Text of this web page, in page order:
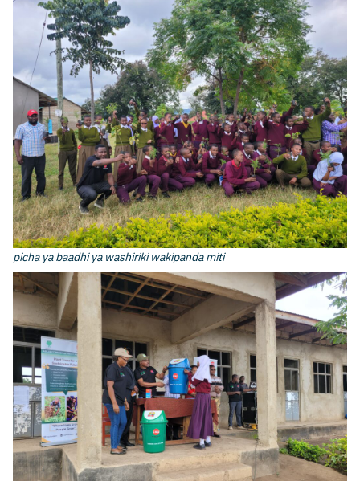
picha ya baadhi ya washiriki wakipanda miti